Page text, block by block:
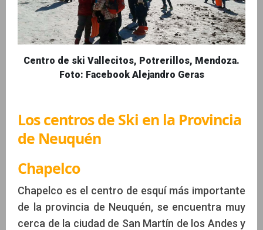
Centro de ski Vallecitos, Potrerillos, Mendoza.
Foto: Facebook Alejandro Geras
Los centros de Ski en la Provincia
de Neuquén
Chapelco
Chapelco es el centro de esquí más importante
de la provincia de Neuquén, se encuentra muy
cerca de la ciudad de San Martín de los Andes y